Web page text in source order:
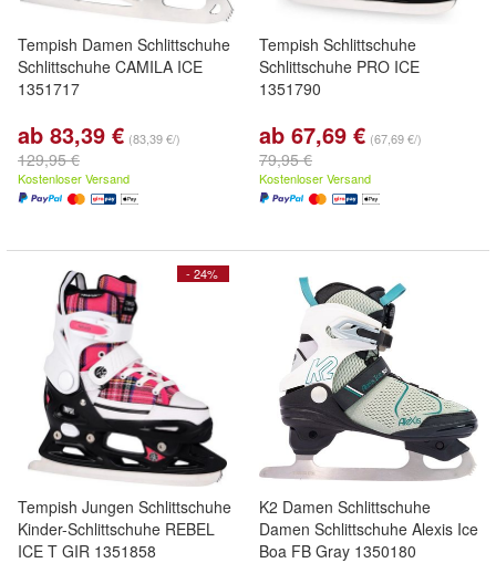
Tempish Damen Schlittschuhe
Schlittschuhe CAMILA ICE
1351717
ab 83,39 € (83,39 €/)
129,95 €
Kostenloser Versand
Tempish Schlittschuhe
Schlittschuhe PRO ICE
1351790
ab 67,69 € (67,69 €/)
79,95 €
Kostenloser Versand
- 24%
Tempish Jungen Schlittschuhe
Kinder-Schlittschuhe REBEL
ICE T GIR 1351858
K2 Damen Schlittschuhe
Damen Schlittschuhe Alexis Ice
Boa FB Gray 1350180